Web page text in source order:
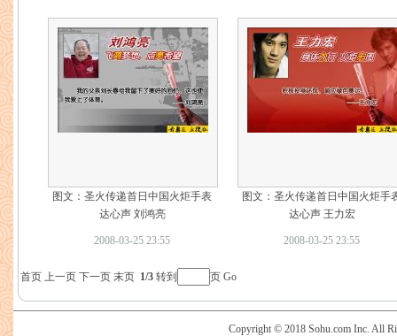
图文：圣火传递首日中国火炬手表
达心声 刘鸿亮
2008-03-25 23:55
图文：圣火传递首日中国火炬手
达心声 王力宏
2008-03-25 23:55
首页 上一页 下一页 末页 1/3 转到 页 Go
Copyright © 2018 Sohu.com Inc. All